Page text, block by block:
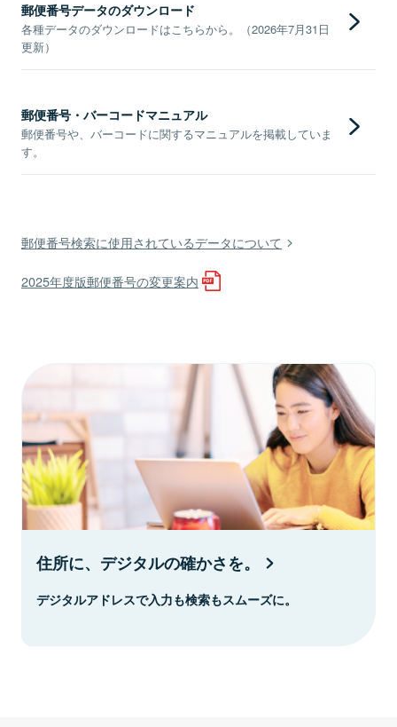
郵便番号データのダウンロード
各種データのダウンロードはこちらから。（2026年7月31日
更新）
郵便番号・バーコードマニュアル
郵便番号や、バーコードに関するマニュアルを掲載していま
す。
郵便番号検索に使用されているデータについて
2025年度版郵便番号の変更案内
住所に、デジタルの確かさを。
デジタルアドレスで入力も検索もスムーズに。